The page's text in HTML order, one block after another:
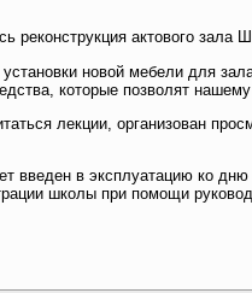
реконструкция актового
новой мебели для
которые позволят
лекции, организован
введен в эксплуатацию ко
школы при помощи